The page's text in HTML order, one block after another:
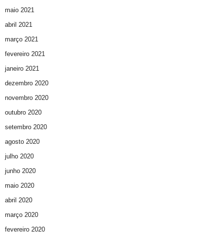
maio 2021
abril 2021
março 2021
fevereiro 2021
janeiro 2021
dezembro 2020
novembro 2020
outubro 2020
setembro 2020
agosto 2020
julho 2020
junho 2020
maio 2020
abril 2020
março 2020
fevereiro 2020